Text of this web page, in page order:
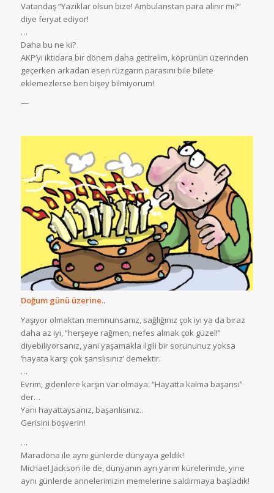
Vatandaş “Yazıklar olsun bize! Ambulanstan para alınır mı?”
diye feryat ediyor!
…
Daha bu ne ki?
AKP’yi iktidara bir dönem daha getirelim, köprünün üzerinden
geçerken arkadan esen rüzgarın parasını bile bilete
eklemezlerse ben bişey bilmiyorum!
—
Doğum günü üzerine..
Yaşıyor olmaktan memnunsanız, sağlığınız çok iyi ya da biraz
daha az iyi, “herşeye rağmen, nefes almak çok güzel!”
diyebiliyorsanız, yani yaşamakla ilgili bir sorununuz yoksa
‘hayata karşı çok şanslısınız’ demektir.
…
Evrim, gidenlere karşın var olmaya: “Hayatta kalma başarısı”
der…
Yani hayattaysanız, başarılısınız..
Gerisini boşverin!
…
Maradona ile aynı günlerde dünyaya geldik!
Michael Jackson ile de, dünyanın ayrı yarım kürelerinde, yine
aynı günlerde annelerimizin memelerine saldırmaya başladık!